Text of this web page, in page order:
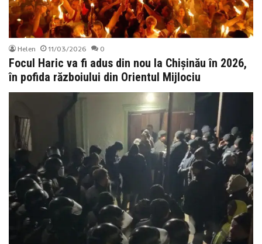
Helen 11/03/2026 0
Focul Haric va fi adus din nou la Chișinău în 2026,
în pofida războiului din Orientul Mijlociu